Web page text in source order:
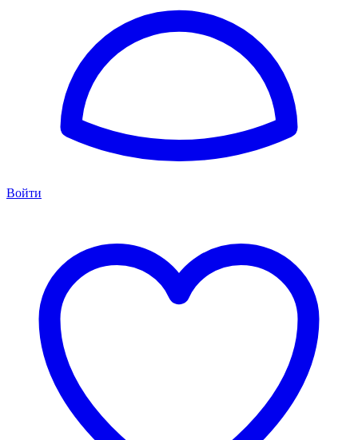
Войти